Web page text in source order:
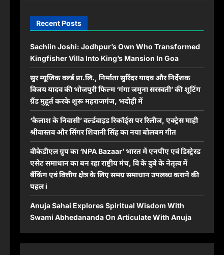
Recent Posts
Sachiin Joshi: Jodhpur’s Own Who Transformed
Kingfisher Villa Into King’s Mansion In Goa
सुर म्यूजिक वर्ल्ड प्रा.लि., निर्माता सुरिंदर यादव और निर्देशक
विजय यादव की भोजपुरी फिल्म ‘गंगा जमुना सरस्वती’ की शूटिंग
ग्रैंड मुहूर्त करके शुरू महराजगंज, भदोही में
‘कैलाश के निवासी’ वर्ल्डवाइड रिकॉर्ड्स पर रिलीज, एक्ट्रेस माही
श्रीवास्तव और सिंगर शिवानी सिंह का नया बोलबम गीत
वीकेडीएल ग्रुप का ‘NPA Bazaar’ भारत में एनपीए एवं डिस्ट्रेस्ड
एसेट समाधान का बन रहा राष्ट्रीय मंच, वि के दुबे के नेतृत्व में
बैंकिंग एवं वित्तीय क्षेत्र के लिए समग्र समाधान उपलब्ध कराने की
पहल i
Anuja Sahai Explores Spiritual Wisdom With
Swami Abhedananda On Articulate With Anuja